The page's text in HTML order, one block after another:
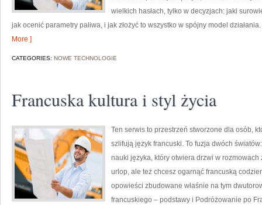
wielkich hasłach, tylko w decyzjach: jaki
jak ocenić parametry paliwa, i jak złożyć to wszystko w spójny model
More ]
CATEGORIES: NOWE TECHNOLOGIE
Francuska kultura i styl życia
Ten serwis to przestrzeń stworzone dla osób,
szlifują język francuski. To fuzja dwóch
nauki języka, który otwiera drzwi w
urlop, ale też chcesz ogarnąć francuską
opowieści zbudowane właśnie na tym
francuskiego – podstawy i Podróżowanie po